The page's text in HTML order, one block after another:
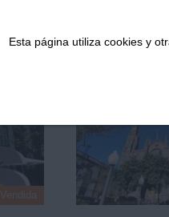
Vendida
Esta página utiliza cookies y